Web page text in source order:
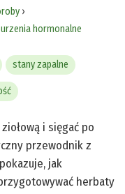
›
hormonalne
stany zapalne
i sięgać po
przewodnik z
jak
herbaty